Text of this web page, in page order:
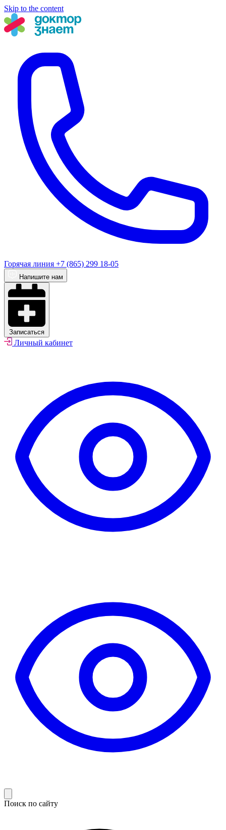
Skip to the content
Горячая линия +7 (865) 299 18-05
Напишите нам
Записаться
Личный кабинет
Поиск по сайту